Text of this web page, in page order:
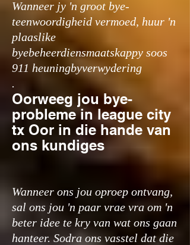
Wanneer jy 'n groot bye-
teenwoordigheid vermoed, huur 'n
plaaslike
byebeheerdiensmaatskappy soos
911 heuningbyverwydering
.
Oorweeg jou bye-
probleme in league city
tx Oor in die hande van
ons kundiges
Wanneer ons jou oproep ontvang,
sal ons jou 'n paar vrae vra om 'n
beter idee te kry van wat ons gaan
hanteer. Sodra ons vasstel dat die